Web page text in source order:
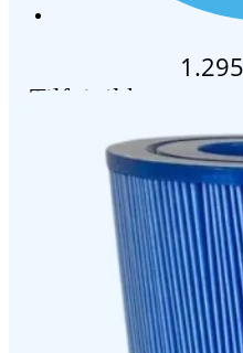
Tilføj til kurv